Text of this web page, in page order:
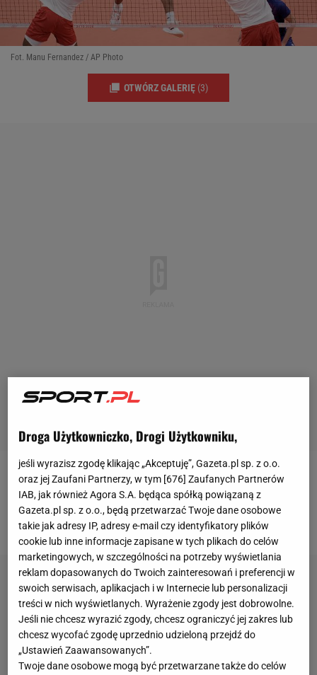
Fot. Manu Fernandez / AP Photo
OTWÓRZ GALERIĘ (3)
Francuski siatkarz został doceniony przez
Międzynarodową Federację Siatkówki (FIVB),
uznała go za najlepszego gracza całej turnieju
Droga Użytkowniczko, Drogi Użytkowniku,
jeśli wyrazisz zgodę klikając „Akceptuję”, Gazeta.pl sp. z o.o.
oraz jej Zaufani Partnerzy, w tym [676] Zaufanych Partnerów
IAB, jak również Agora S.A. będąca spółką powiązaną z
Gazeta.pl sp. z o.o., będą przetwarzać Twoje dane osobowe
takie jak adresy IP, adresy e-mail czy identyfikatory plików
cookie lub inne informacje zapisane w tych plikach do celów
marketingowych, w szczególności na potrzeby wyświetlania
reklam dopasowanych do Twoich zainteresowań i preferencji w
swoich serwisach, aplikacjach i w Internecie lub personalizacji
treści w nich wyświetlanych. Wyrażenie zgody jest dobrowolne.
Jeśli nie chcesz wyrazić zgody, chcesz ograniczyć jej zakres lub
chcesz wycofać zgodę uprzednio udzieloną przejdź do
„Ustawień Zaawansowanych”.
Twoje dane osobowe mogą być przetwarzane także do celów